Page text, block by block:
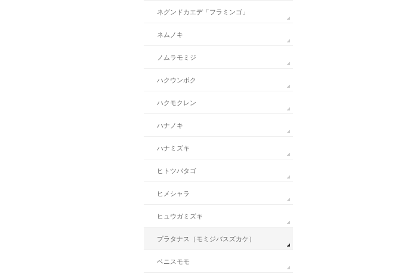
ネグンドカエデ「フラミンゴ」
ネムノキ
ノムラモミジ
ハクウンボク
ハクモクレン
ハナノキ
ハナミズキ
ヒトツバタゴ
ヒメシャラ
ヒュウガミズキ
プラタナス（モミジバスズカケ）
ベニスモモ